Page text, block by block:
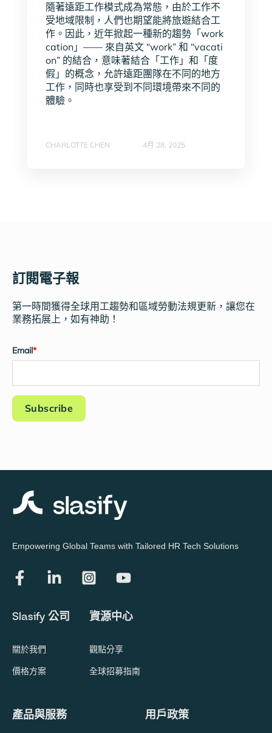
隨著遠距工作模式成為常態，由於工作不
受地域限制，人們也期望能將旅遊結合工
作。因此，近年掀起一種新的趨勢「work
cation」—— 來自英文 “work” 和 “vacati
on” 的結合，意味著結合「工作」和「度
假」的概念，允許遠距團隊在不同的地方
工作，同時也享受到不同環境帶來不同的
體驗。
CHARLOTTE CHEN 4月 28, 2025
訂閱電子報
第一時間獲得全球用工趨勢和區域勞動法規更新，讓您在
業務拓展上，如有神助！
Email*
Empowering Global Teams with Tailored HR Tech Solutions
Slasify 公司
關於我們
價格方案
資源中心
觀點分享
全球招募指南
產品與服務 用戶政策